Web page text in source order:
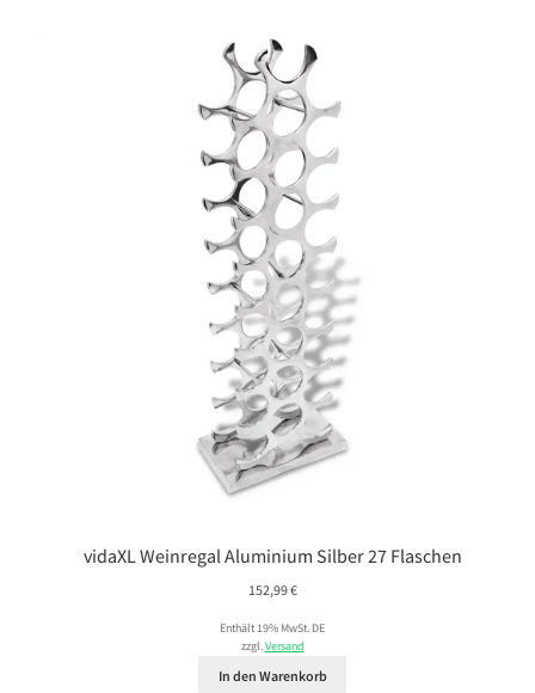
vidaXL Weinregal Aluminium Silber 27 Flaschen
152,99€
Enthält 19% MwSt. DE
zzgl.Versand
In den Warenkorb